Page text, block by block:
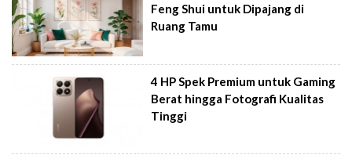
Feng Shui untuk Dipajang di
Ruang Tamu
4 HP Spek Premium untuk Gaming
Berat hingga Fotografi Kualitas
Tinggi